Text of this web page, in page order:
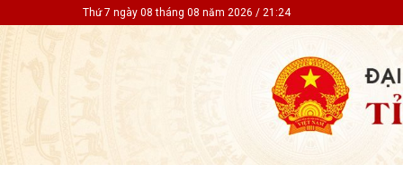
Thứ 7 ngày 08 tháng 08 năm 2026 / 21:24